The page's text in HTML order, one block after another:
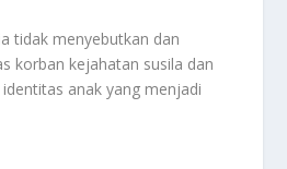
tidak menyebutkan dan
korban kejahatan susila dan
anak yang menjadi